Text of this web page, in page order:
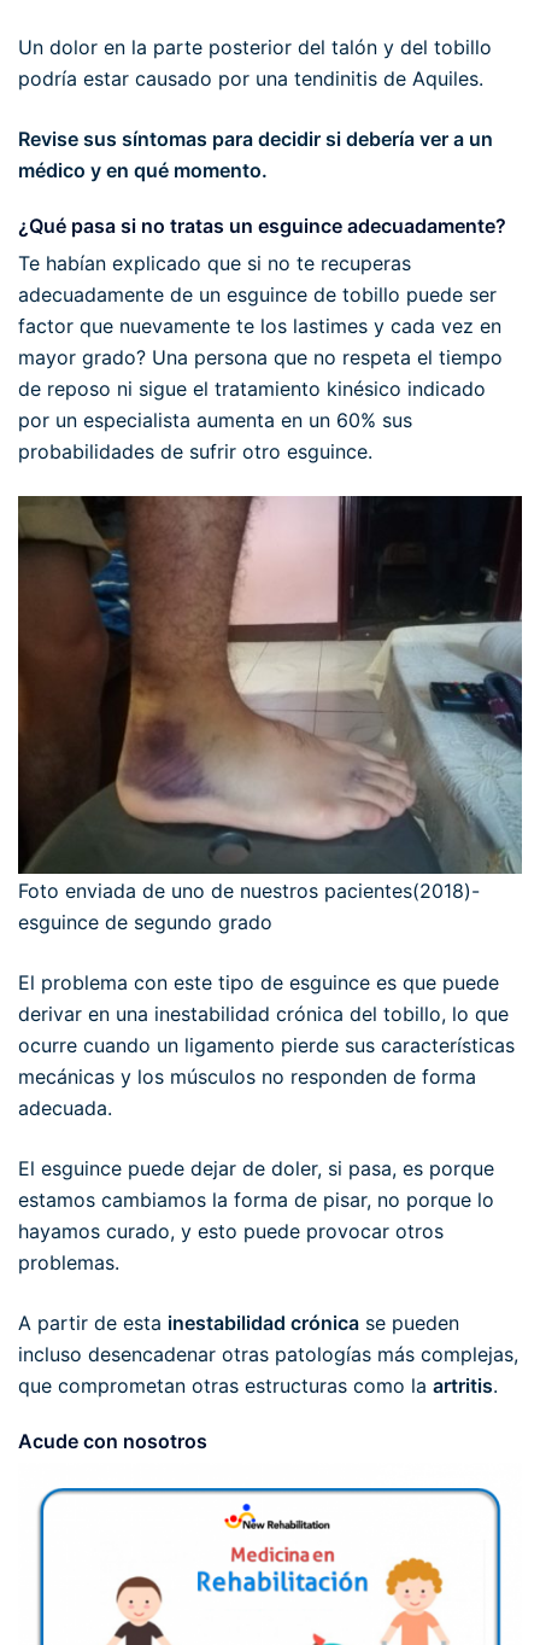
Un dolor en la parte posterior del talón y del tobillo
podría estar causado por una tendinitis de Aquiles.
Revise sus síntomas para decidir si debería ver a un
médico y en qué momento.
¿Qué pasa si no tratas un esguince adecuadamente?
Te habían explicado que si no te recuperas
adecuadamente de un esguince de tobillo puede ser
factor que nuevamente te los lastimes y cada vez en
mayor grado? Una persona que no respeta el tiempo
de reposo ni sigue el tratamiento kinésico indicado
por un especialista aumenta en un 60% sus
probabilidades de sufrir otro esguince.
Foto enviada de uno de nuestros pacientes(2018)-
esguince de segundo grado
El problema con este tipo de esguince es que puede
derivar en una inestabilidad crónica del tobillo, lo que
ocurre cuando un ligamento pierde sus características
mecánicas y los músculos no responden de forma
adecuada.
El esguince puede dejar de doler, si pasa, es porque
estamos cambiamos la forma de pisar, no porque lo
hayamos curado, y esto puede provocar otros
problemas.
A partir de esta inestabilidad crónica se pueden
incluso desencadenar otras patologías más complejas,
que comprometan otras estructuras como la artritis.
Acude con nosotros